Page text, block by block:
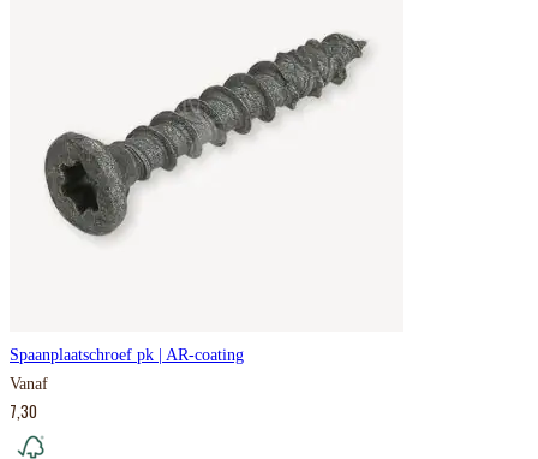
Spaanplaatschroef pk | AR-coating
Vanaf
7,30